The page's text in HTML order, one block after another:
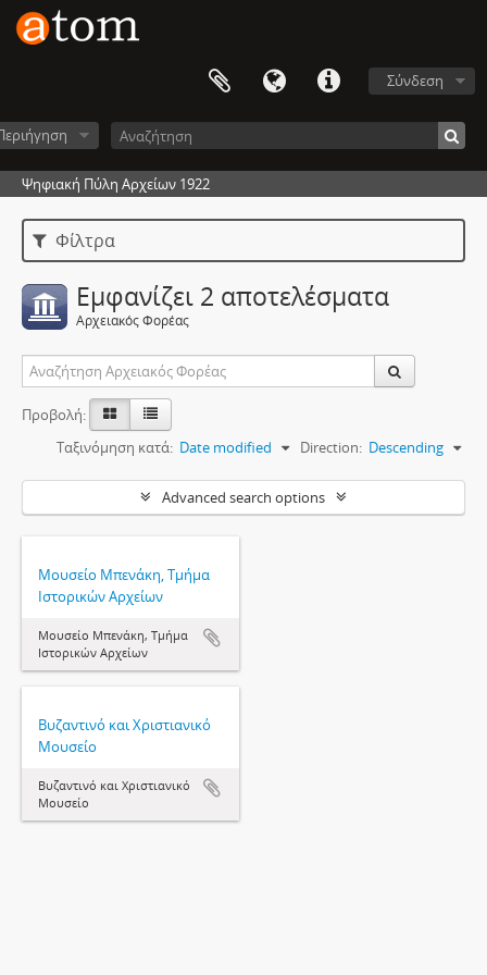
Σύνδεση
Ψηφιακή Πύλη Αρχείων 1922
Φίλτρα
Εμφανίζει 2 αποτελέσματα
Αρχειακός Φορέας
Προβολή:
Ταξινόμηση κατά: Date modified Direction: Descending
Advanced search options
Μουσείο Μπενάκη, Τμήμα
Ιστορικών Αρχείων
Μουσείο Μπενάκη, Τμήμα
Ιστορικών Αρχείων
Βυζαντινό και Χριστιανικό
Μουσείο
Βυζαντινό και Χριστιανικό
Μουσείο